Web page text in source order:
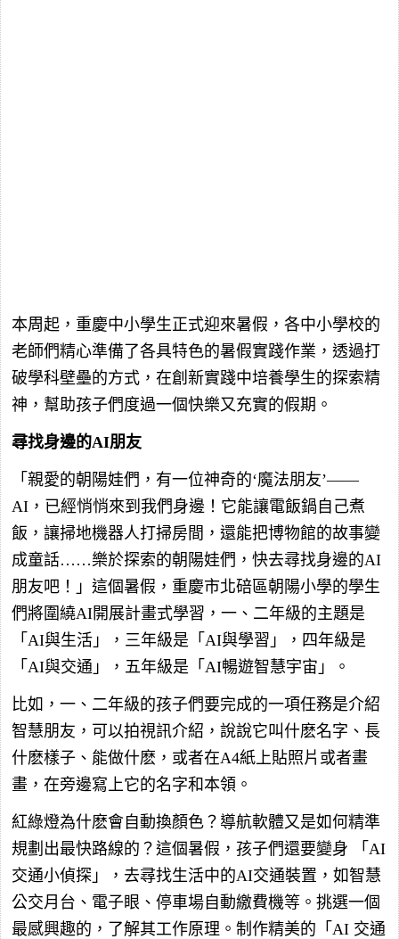
本周起，重慶中小學生正式迎來暑假，各中小學校的
老師們精心準備了各具特色的暑假實踐作業，透過打
破學科壁壘的方式，在創新實踐中培養學生的探索精
神，幫助孩子們度過一個快樂又充實的假期。
尋找身邊的AI朋友
「親愛的朝陽娃們，有一位神奇的‘魔法朋友’——
AI，已經悄悄來到我們身邊！它能讓電飯鍋自己煮
飯，讓掃地機器人打掃房間，還能把博物館的故事變
成童話……樂於探索的朝陽娃們，快去尋找身邊的AI
朋友吧！」這個暑假，重慶市北碚區朝陽小學的學生
們將圍繞AI開展計畫式學習，一、二年級的主題是
「AI與生活」，三年級是「AI與學習」，四年級是
「AI與交通」，五年級是「AI暢遊智慧宇宙」。
比如，一、二年級的孩子們要完成的一項任務是介紹
智慧朋友，可以拍視訊介紹，說說它叫什麽名字、長
什麽樣子、能做什麽，或者在A4紙上貼照片或者畫
畫，在旁邊寫上它的名字和本領。
紅綠燈為什麽會自動換顏色？導航軟體又是如何精準
規劃出最快路線的？這個暑假，孩子們還要變身 「AI
交通小偵探」，去尋找生活中的AI交通裝置，如智慧
公交月台、電子眼、停車場自動繳費機等。挑選一個
最感興趣的，了解其工作原理。制作精美的「AI 交通